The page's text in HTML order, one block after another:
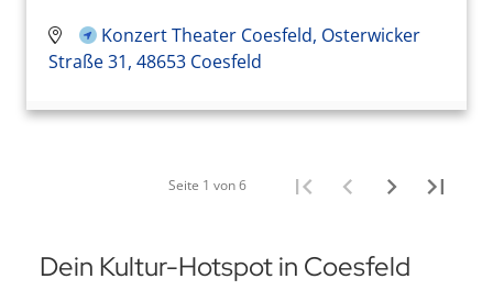
Konzert Theater Coesfeld, Osterwicker
Straße 31, 48653 Coesfeld
Seite 1 von 6
Dein Kultur-Hotspot in Coesfeld